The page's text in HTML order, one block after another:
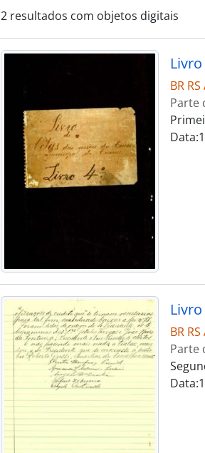
2 resultados com objetos digitais
BR
Parte
BR
Parte